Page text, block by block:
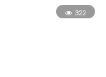
322